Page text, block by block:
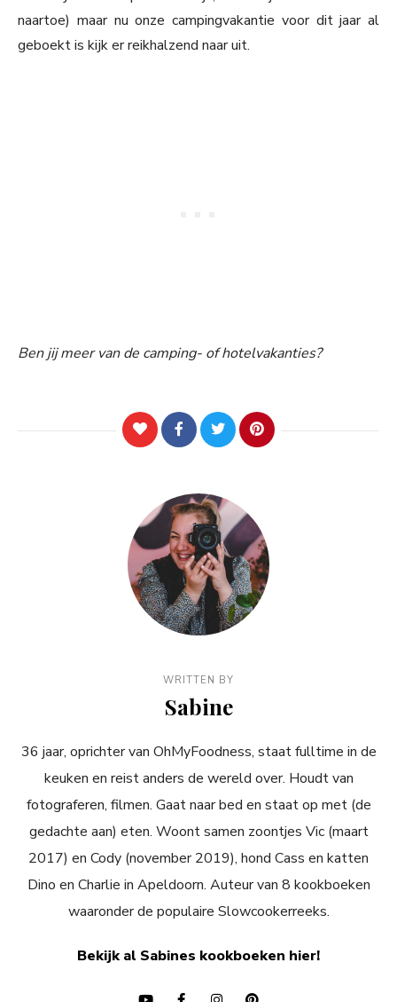
naartoe) maar nu onze campingvakantie voor dit jaar al
geboekt is kijk er reikhalzend naar uit.
Ben jij meer van de camping- of hotelvakanties?
WRITTEN BY
Sabine
36 jaar, oprichter van OhMyFoodness, staat fulltime in de
keuken en reist anders de wereld over. Houdt van
fotograferen, filmen. Gaat naar bed en staat op met (de
gedachte aan) eten. Woont samen zoontjes Vic (maart
2017) en Cody (november 2019), hond Cass en katten
Dino en Charlie in Apeldoorn. Auteur van 8 kookboeken
waaronder de populaire Slowcookerreeks.
Bekijk al Sabines kookboeken hier!